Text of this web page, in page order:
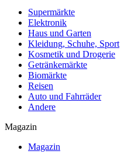
Supermärkte
Elektronik
Haus und Garten
Kleidung, Schuhe, Sport
Kosmetik und Drogerie
Getränkemärkte
Biomärkte
Reisen
Auto und Fahrräder
Andere
Magazin
Magazin